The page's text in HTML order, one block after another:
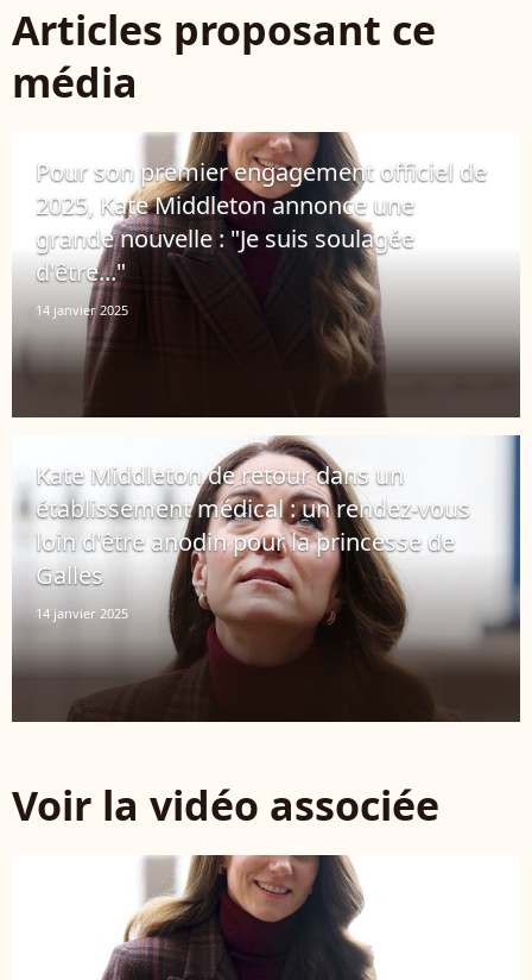
Articles proposant ce
média
Pour son premier engagement officiel de
2025, Kate Middleton annonce une
grande nouvelle : "Je suis soulagée
d'être..."
14 janvier 2025
Kate Middleton de retour dans un
établissement médical : un rendez-vous
loin d'être anodin pour la princesse de
Galles
14 janvier 2025
Voir la vidéo associée